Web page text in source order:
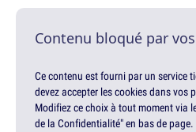
Contenu bloqué par
Ce contenu est fourni par un service
devez accepter les cookies dans vos
Modifiez ce choix à tout moment via
de la Confidentialité" en bas de page.